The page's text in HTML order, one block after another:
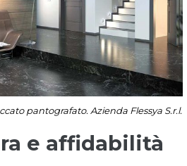
pantografato. Azienda Flessya S.r.l.
e affidabilità